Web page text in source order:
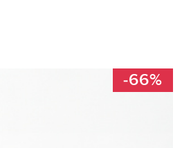
-66%